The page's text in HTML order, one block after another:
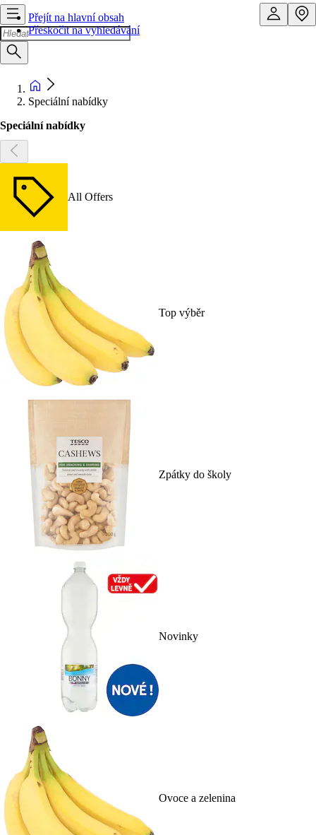
Přejít na hlavní obsah
Přeskočit na vyhledávání
Speciální nabídky
Speciální nabídky
All Offers
Top výběr
Zpátky do školy
Novinky
Ovoce a zelenina